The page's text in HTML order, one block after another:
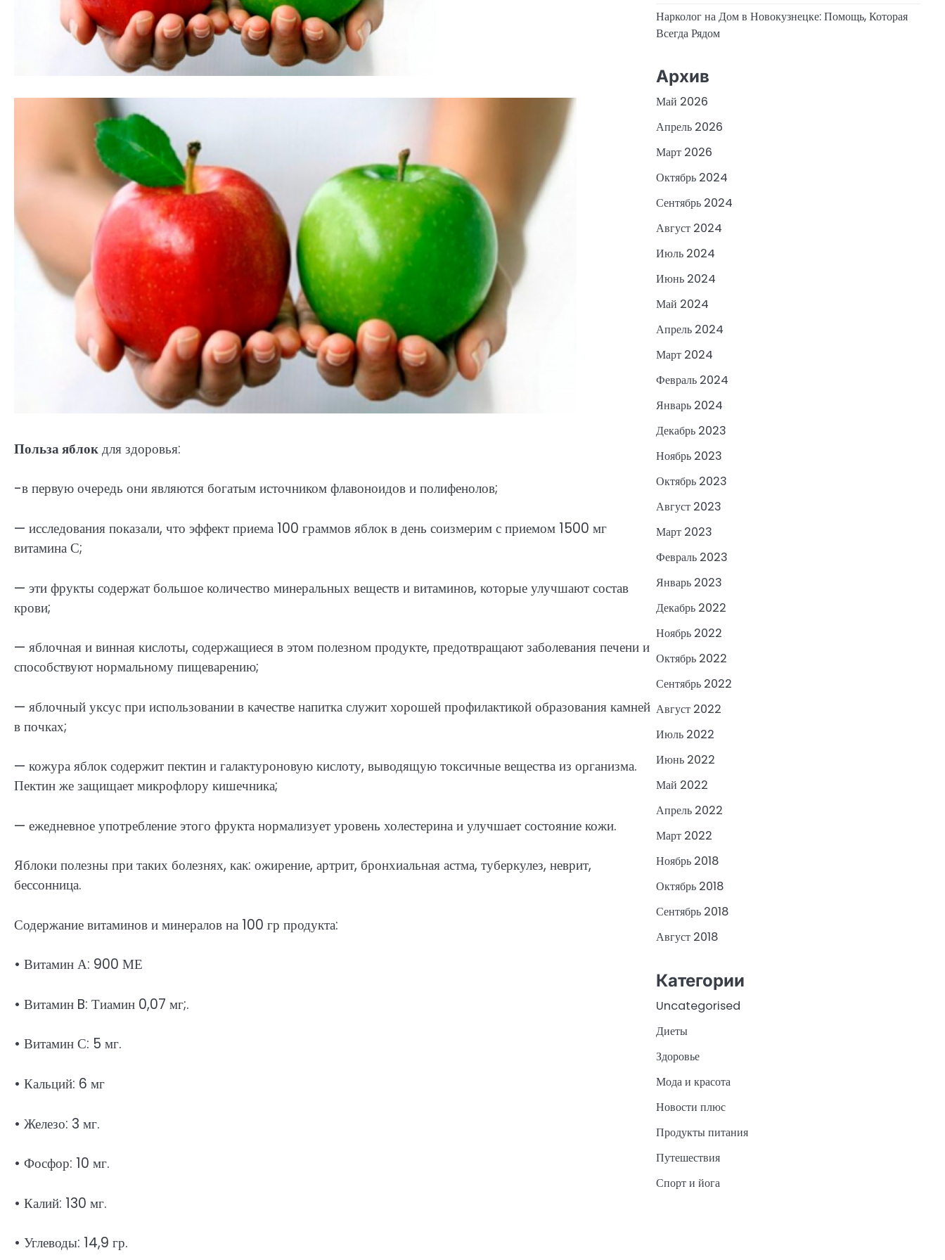
Польза яблокдля здоровья:
-в первую очередь они являются богатым источником флавоноидов и полифенолов;
— исследования показали, что эффект приема 100 граммов яблок в день соизмерим с приемом 1500 мг
витамина С;
— эти фрукты содержат большое количество минеральных веществ и витаминов, которые улучшают состав
крови;
— яблочная и винная кислоты, содержащиеся в этом полезном продукте, предотвращают заболевания печени и
способствуют нормальному пищеварению;
— яблочный уксус при использовании в качестве напитка служит хорошей профилактикой образования камней
в почках;
— кожура яблок содержит пектин и галактуроновую кислоту, выводящую токсичные вещества из организма.
Пектин же защищает микрофлору кишечника;
— ежедневное употребление этого фрукта нормализует уровень холестерина и улучшает состояние кожи.
Яблоки полезны при таких болезнях, как: ожирение, артрит, бронхиальная астма, туберкулез, неврит,
бессонница.
Содержание витаминов и минералов на 100 гр продукта:
• Витамин А: 900 МЕ
• Витамин B: Тиамин 0,07 мг;.
• Витамин С: 5 мг.
• Кальций: 6 мг
• Железо: 3 мг.
• Фосфор: 10 мг.
• Калий: 130 мг.
• Углеводы: 14,9 гр.
Нарколог на Дом в Новокузнецке: Помощь, Которая
Всегда Рядом
Архив
Май 2026
Апрель 2026
Март 2026
Октябрь 2024
Сентябрь 2024
Август 2024
Июль 2024
Июнь 2024
Май 2024
Апрель 2024
Март 2024
Февраль 2024
Январь 2024
Декабрь 2023
Ноябрь 2023
Октябрь 2023
Август 2023
Март 2023
Февраль 2023
Январь 2023
Декабрь 2022
Ноябрь 2022
Октябрь 2022
Сентябрь 2022
Август 2022
Июль 2022
Июнь 2022
Май 2022
Апрель 2022
Март 2022
Ноябрь 2018
Октябрь 2018
Сентябрь 2018
Август 2018
Категории
Uncategorised
Диеты
Здоровье
Мода и красота
Новости плюс
Продукты питания
Путешествия
Спорт и йога